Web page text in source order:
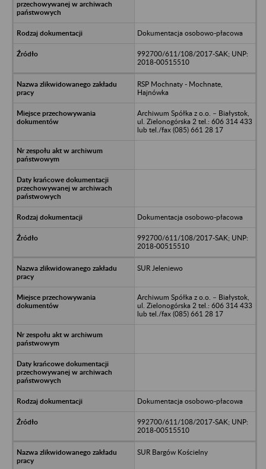
Dokumentacja osobowo-płacowa
992700/611/108/2017-SAK; UNP:
2018-00515510
RSP Mochnaty - Mochnate,
Hajnówka
Archiwum Spółka z o.o. – Białystok,
ul. Zielonogórska 2 tel.: 606 314 433
lub tel./fax (085) 661 28 17
Dokumentacja osobowo-płacowa
992700/611/108/2017-SAK; UNP:
2018-00515510
SUR Jeleniewo
Archiwum Spółka z o.o. – Białystok,
ul. Zielonogórska 2 tel.: 606 314 433
lub tel./fax (085) 661 28 17
Dokumentacja osobowo-płacowa
992700/611/108/2017-SAK; UNP:
2018-00515510
SUR Bargów Kościelny